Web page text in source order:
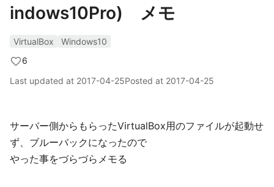
indows10Pro) メモ
VirtualBox
Windows10
6
Last updated at 2017-04-25Posted at 2017-04-25
サーバー側からもらったVirtualBox用のファイルが起動せ
ず、ブルーバックになったので
やった事をづらづらメモる